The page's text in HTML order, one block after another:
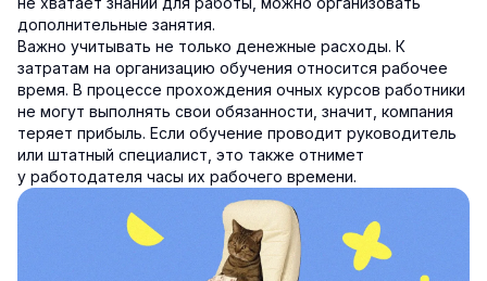
дополнительные занятия.
Важно учитывать не только денежные расходы. К
затратам на организацию обучения относится рабочее
время. В процессе прохождения очных курсов работники
не могут выполнять свои обязанности, значит, компания
теряет прибыль. Если обучение проводит руководитель
или штатный специалист, это также отнимет
у работодателя часы их рабочего времени.